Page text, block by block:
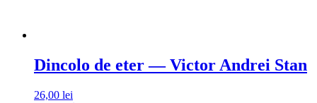
Dincolo de eter — Victor Andrei Stan
26,00 lei